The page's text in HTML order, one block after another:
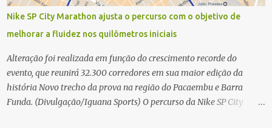
na Avenida Beira-Mar Norte, em Florianópolis, na altura do
Trapiche, começam às 5h10. Entre as maiores maratonas
brasileiras deste ano, a Maratona Internacional de Floripa Fibra
2025 reúne um total de 19.230 atletas. Além da meia marat...
Nike SP City Marathon ajusta o percurso com o objetivo de
melhorar a fluidez nos quilômetros iniciais
Alteração foi realizada em função do crescimento recorde do
evento, que reunirá 32.300 corredores em sua maior edição da
história Novo trecho da prova na região do Pacaembu e Barra
Funda. (Divulgação/Iguana Sports) O percurso da Nike SP City